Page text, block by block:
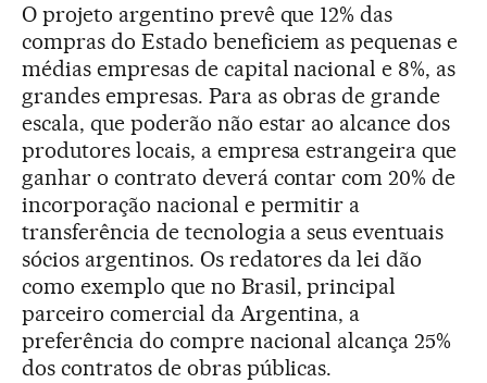
O projeto argentino prevê que 12% das
compras do Estado beneficiem as pequenas e
médias empresas de capital nacional e 8%, as
grandes empresas. Para as obras de grande
escala, que poderão não estar ao alcance dos
produtores locais, a empresa estrangeira que
ganhar o contrato deverá contar com 20% de
incorporação nacional e permitir a
transferência de tecnologia a seus eventuais
sócios argentinos. Os redatores da lei dão
como exemplo que no Brasil, principal
parceiro comercial da Argentina, a
preferência do compre nacional alcança 25%
dos contratos de obras públicas.